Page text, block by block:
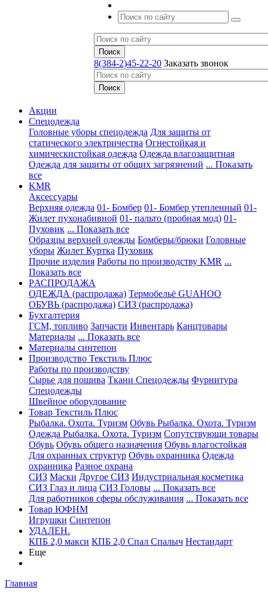
8(384-2)45-22-20 Заказать звонок
Акции
Спецодежда
Головные уборы спецодежда Для защиты от
статического электричества Огнестойкая и
химическистойкая одежда Одежда влагозащитная
Одежда для защиты от общих загрязнений ... Показать
все
KMR
Аксессуары
Верхняя одежда 01- Бомбер 01- Бомбер утепленный 01-
Жилет пухонабивной 01- пальто (пробная мод) 01-
Пуховик ... Показать все
Образцы верхней одежды Бомберы/брюки Головные
уборы Жилет Куртка Пуховик
Прочие изделия Работы по производству KMR ...
Показать все
PАСПРОДАЖА
ОДЕЖДА (распродажа) Термобельё GUAHOO
ОБУВЬ (распродажа) СИЗ (распродажа)
Бухгалтерия
ГСМ, топливо Запчасти Инвентарь Канцтовары
Материалы ... Показать все
Материалы синтепон
Производство Текстиль Плюс
Работы по производству
Сырье для пошива Ткани Спецодежды Фурнитура
Спецодежды
Швейное оборудование
Товар Текстиль Плюс
Рыбалка. Охота. Туризм Обувь Рыбалка. Охота. Туризм
Одежда Рыбалка. Охота. Туризм Сопутствующи товары
Обувь Обувь общего назначения Обувь влагостойкая
Для охранных структур Обувь охранника Одежда
охранника Разное охрана
СИЗ Маски Другое СИЗ Индустриальная косметика
СИЗ Глаз и лица СИЗ Головы ... Показать все
Для работников сферы обслуживания ... Показать все
Товар ЮФНМ
Игрушки Синтепон
УДАЛЕН.
КПБ 2,0 макси КПБ 2,0 Спал Спалыч Нестандарт
Еще
Главная